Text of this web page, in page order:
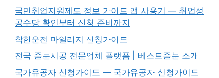
국민취업지원제도 정보 가이드 앱 사용기 — 취업성
공수당 확인부터 신청 준비까지
착한운전 마일리지 신청가이드
전국 줄눈시공 전문업체 플랫폼 | 베스트줄눈 소개
국가유공자 신청가이드 — 국가유공자 신청가이드